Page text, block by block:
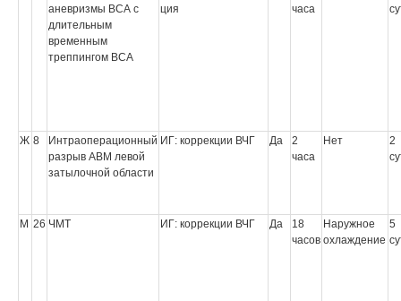
аневризмы ВСА с
длительным
временным
треппингом ВСА
ция
часа
Ж 8
Интраоперационный
разрыв АВМ левой
затылочной области
ИГ: коррекции ВЧГ Да
2
часа
Нет
2
М 26 ЧМТ ИГ: коррекции ВЧГ Да
18
часов
Наружное
охлаждение
5